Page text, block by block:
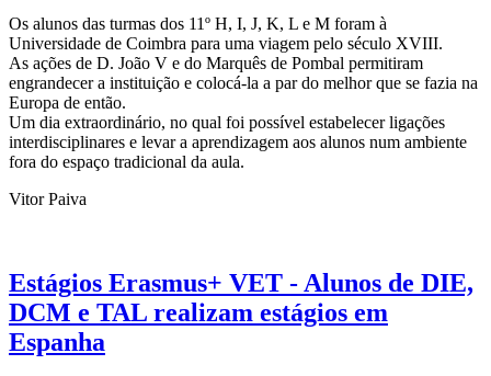
Os alunos das turmas dos 11º H, I, J, K, L e M foram à
Universidade de Coimbra para uma viagem pelo século XVIII.
As ações de D. João V e do Marquês de Pombal permitiram
engrandecer a instituição e colocá-la a par do melhor que se fazia na
Europa de então.
Um dia extraordinário, no qual foi possível estabelecer ligações
interdisciplinares e levar a aprendizagem aos alunos num ambiente
fora do espaço tradicional da aula.
Vitor Paiva
Estágios Erasmus+ VET - Alunos de DIE,
DCM e TAL realizam estágios em
Espanha